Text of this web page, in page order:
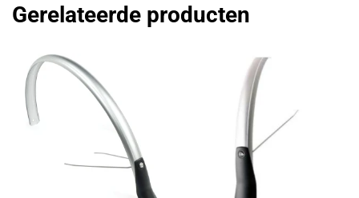
Gerelateerde producten